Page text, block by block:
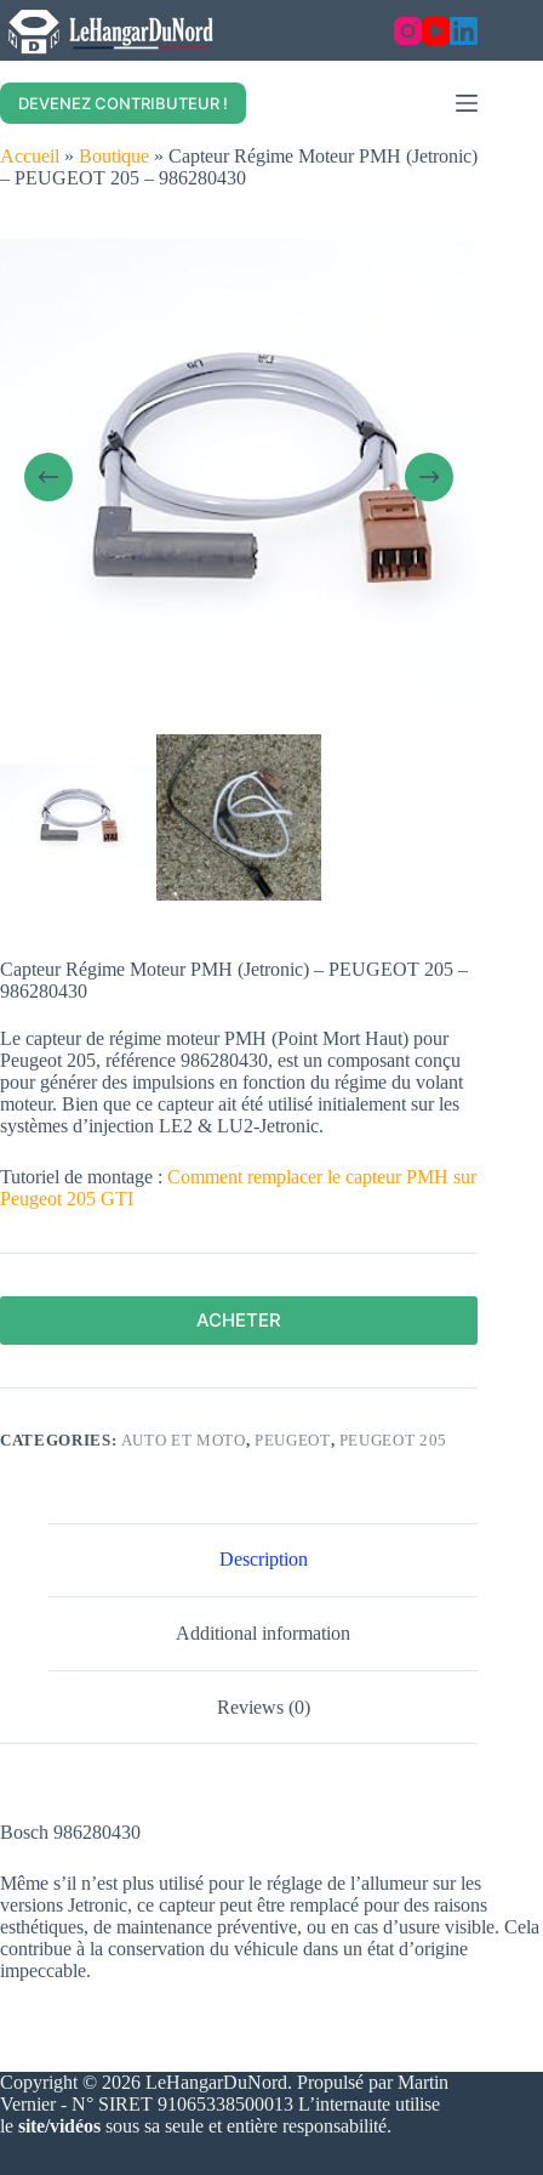
Skip
to
content
DEVENEZ CONTRIBUTEUR !
Accueil » Boutique » Capteur Régime Moteur PMH (Jetronic)
– PEUGEOT 205 – 986280430
Capteur Régime Moteur PMH (Jetronic) – PEUGEOT 205 –
986280430
Le capteur de régime moteur PMH (Point Mort Haut) pour
Peugeot 205, référence 986280430, est un composant conçu
pour générer des impulsions en fonction du régime du volant
moteur. Bien que ce capteur ait été utilisé initialement sur les
systèmes d’injection LE2 & LU2-Jetronic.
Tutoriel de montage : Comment remplacer le capteur PMH sur
Peugeot 205 GTI
ACHETER
CATEGORIES: AUTO ET MOTO, PEUGEOT, PEUGEOT 205
Description
Additional information
Reviews (0)
Bosch 986280430
Même s’il n’est plus utilisé pour le réglage de l’allumeur sur les
versions Jetronic, ce capteur peut être remplacé pour des raisons
esthétiques, de maintenance préventive, ou en cas d’usure visible. Cela
contribue à la conservation du véhicule dans un état d’origine
impeccable.
Copyright © 2026 LeHangarDuNord. Propulsé par Martin
Vernier - N° SIRET 91065338500013 L’internaute utilise
le site/vidéos sous sa seule et entière responsabilité.